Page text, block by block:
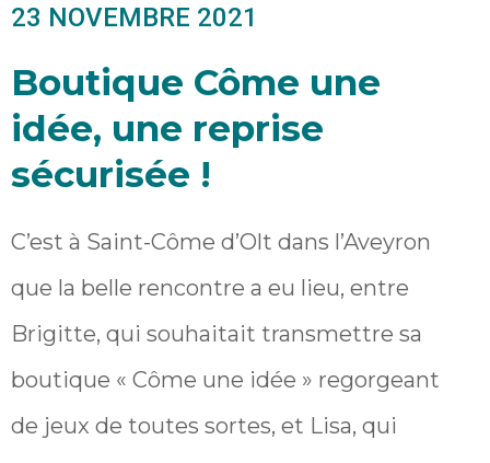
23 NOVEMBRE 2021
Boutique Côme une
idée, une reprise
sécurisée !
C’est à Saint-Côme d’Olt dans l’Aveyron
que la belle rencontre a eu lieu, entre
Brigitte, qui souhaitait transmettre sa
boutique « Côme une idée » regorgeant
de jeux de toutes sortes, et Lisa, qui